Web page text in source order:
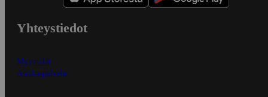
Yhteystiedot
Myymälät
Asiakaspalvelu